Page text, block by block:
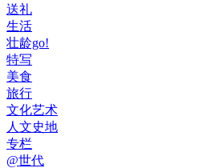
送礼
生活
壮龄go!
特写
美食
旅行
文化艺术
人文史地
专栏
@世代